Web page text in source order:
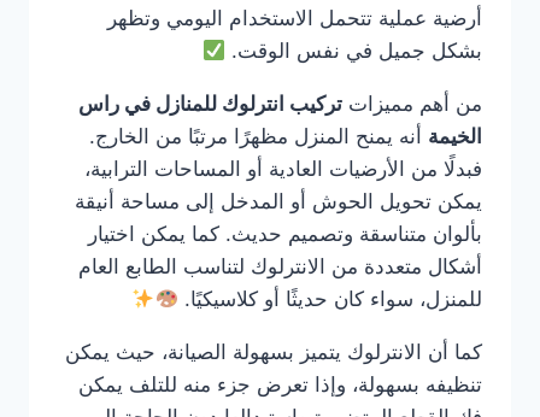
أرضية عملية تتحمل الاستخدام اليومي وتظهر
بشكل جميل في نفس الوقت.
من أهم مميزات تركيب انترلوك للمنازل في راس
الخيمة أنه يمنح المنزل مظهرًا مرتبًا من الخارج.
فبدلًا من الأرضيات العادية أو المساحات الترابية،
يمكن تحويل الحوش أو المدخل إلى مساحة أنيقة
بألوان متناسقة وتصميم حديث. كما يمكن اختيار
أشكال متعددة من الانترلوك لتناسب الطابع العام
للمنزل، سواء كان حديثًا أو كلاسيكيًا.
كما أن الانترلوك يتميز بسهولة الصيانة، حيث يمكن
تنظيفه بسهولة، وإذا تعرض جزء منه للتلف يمكن